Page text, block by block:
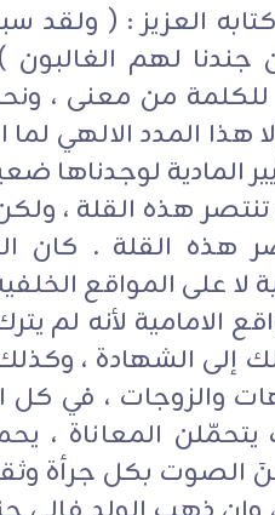
العزيز : ( ولقد
جندنا لهم
من معنى ،
هذا المدد الالهي لما
المادية
هذه القلة ، ولكن
هذه القلة . كان
لا على المواقع
الامامية لأنه لم
إلى الشهادة ،
والزوجات ، في كل
المعاناة ،
الصوت بكل جرأة